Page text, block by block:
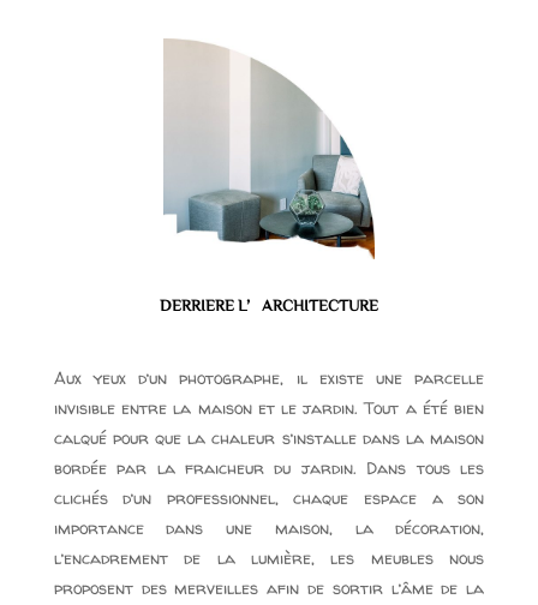
DERRIERE L’ARCHITECTURE
​Aux yeux d’un photographe, il existe une parcelle
invisible entre la maison et le jardin. Tout a été bien
calqué pour que la chaleur s’installe dans la maison
bordée par la fraicheur du jardin. Dans tous les
clichés d’un professionnel, chaque espace a son
importance dans une maison, la décoration,
l’encadrement de la lumière, les meubles nous
proposent des merveilles afin de sortir l’âme de la